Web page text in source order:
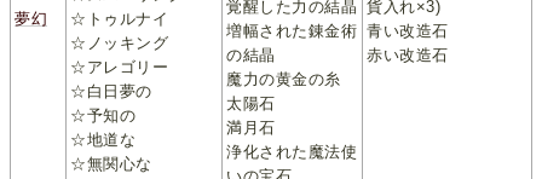
夢幻
☆トゥルナイ
☆ノッキング
☆アレゴリー
☆白日夢の
☆予知の
☆地道な
☆無関心な
覚醒した力の結晶
増幅された錬金術
の結晶
魔力の黄金の糸
太陽石
満月石
浄化された魔法使
貨入れ×3)
青い改造石
赤い改造石